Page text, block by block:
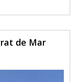
de Mar